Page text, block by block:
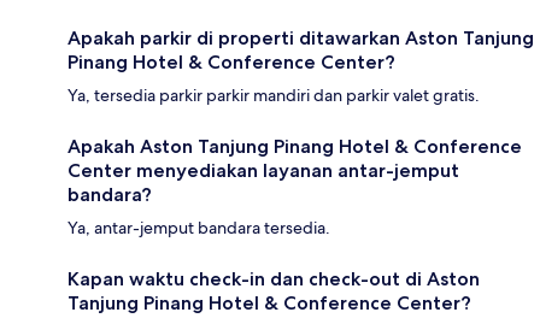
Apakah parkir di properti ditawarkan Aston Tanjung
Pinang Hotel & Conference Center?
Ya, tersedia parkir parkir mandiri dan parkir valet gratis.
Apakah Aston Tanjung Pinang Hotel & Conference
Center menyediakan layanan antar-jemput
bandara?
Ya, antar-jemput bandara tersedia.
Kapan waktu check-in dan check-out di Aston
Tanjung Pinang Hotel & Conference Center?